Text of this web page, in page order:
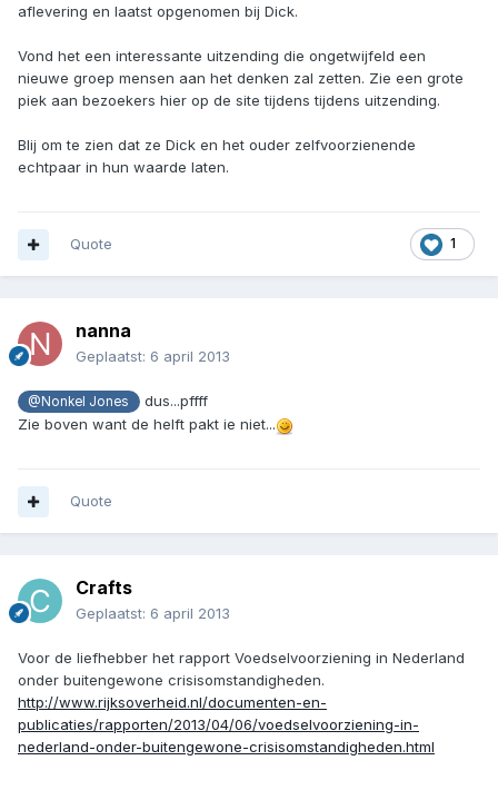
aflevering en laatst opgenomen bij Dick.
Vond het een interessante uitzending die ongetwijfeld een
nieuwe groep mensen aan het denken zal zetten. Zie een grote
piek aan bezoekers hier op de site tijdens tijdens uitzending.
Blij om te zien dat ze Dick en het ouder zelfvoorzienende
echtpaar in hun waarde laten.
1
Quote
nanna
Geplaatst: 6 april 2013
@Nonkel Jones
dus...pffff
Zie boven want de helft pakt ie niet...
Quote
Crafts
Geplaatst: 6 april 2013
Voor de liefhebber het rapport Voedselvoorziening in Nederland
onder buitengewone crisisomstandigheden.
http://www.rijksoverheid.nl/documenten-en-
publicaties/rapporten/2013/04/06/voedselvoorziening-in-
nederland-onder-buitengewone-crisisomstandigheden.html